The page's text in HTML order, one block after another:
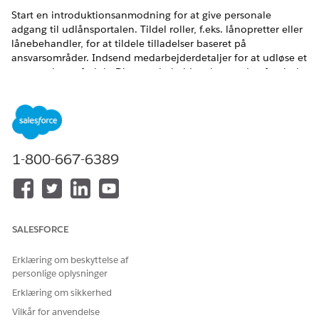
Start en introduktionsanmodning for at give personale
adgang til udlånsportalen. Tildel roller, f.eks. lånopretter eller
lånebehandler, for at tildele tilladelser baseret på
ansvarsområder. Indsend medarbejderdetaljer for at udløse et
automatiseret forløb. Dine medarbejdere logger derefter ind,
EDITIONSHEADING
Tilgængelig i: Lightning Experience
Tilgængelig i:
Professional
BRUGERTILLADELSER PÅKRÆVET
Sådan opsættes Digitalt
Log ind på partnerportalen som en administrator.
Klik på
Tilføj en mellemmedarbejder
Angiv medarbejderens navn og mail.
Vælg en rolle baseret på medarbejderens ansvarsområder.
1-800-667-6389
SALESFORCE
Erklæring om beskyttelse af
personlige oplysninger
Erklæring om sikkerhed
Vilkår for anvendelse